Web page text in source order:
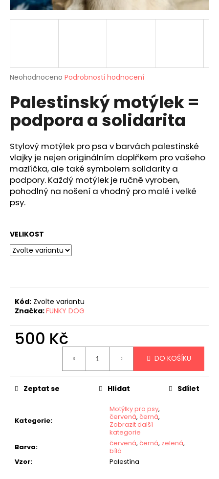
Průměrné
produktu
je
5
hvězdiček.
Neohodnoceno Podrobnosti hodnocení
Palestinský motýlek =
podpora a solidarita
Stylový motýlek pro psa v barvách palestinské
vlajky je nejen originálním doplňkem pro vašeho
mazlíčka, ale také symbolem solidarity a
podpory. Každý motýlek je ručně vyroben,
pohodlný na nošení a vhodný pro malé i velké
psy.
VELIKOST
Kód: Zvolte variantu
Značka:FUNKY DOG
500 Kč
DO KOŠÍKU
Kategorie:
Motýlky pro psy,
červená, černá,
Zobrazit další
kategorie
Barva: červená, černá, zelená,
bílá
Vzor: Palestína
Zeptat se Hlídat Sdílet
a
j
?
HLEDAT
D
o
p
o
r
u
u
j
e